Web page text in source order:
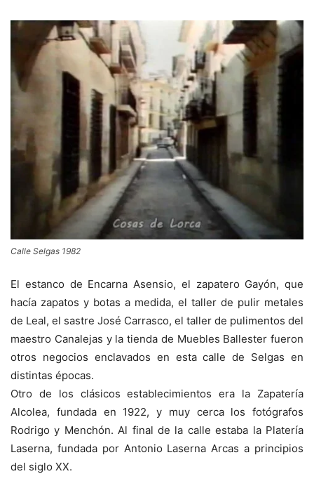
Calle Selgas 1982
El estanco de Encarna Asensio, el zapatero Gayón, que
hacía zapatos y botas a medida, el taller de pulir metales
de Leal, el sastre José Carrasco, el taller de pulimentos del
maestro Canalejas y la tienda de Muebles Ballester fueron
otros negocios enclavados en esta calle de Selgas en
distintas épocas.
Otro de los clásicos establecimientos era la Zapatería
Alcolea, fundada en 1922, y muy cerca los fotógrafos
Rodrigo y Menchón. Al final de la calle estaba la Platería
Laserna, fundada por Antonio Laserna Arcas a principios
del siglo XX.